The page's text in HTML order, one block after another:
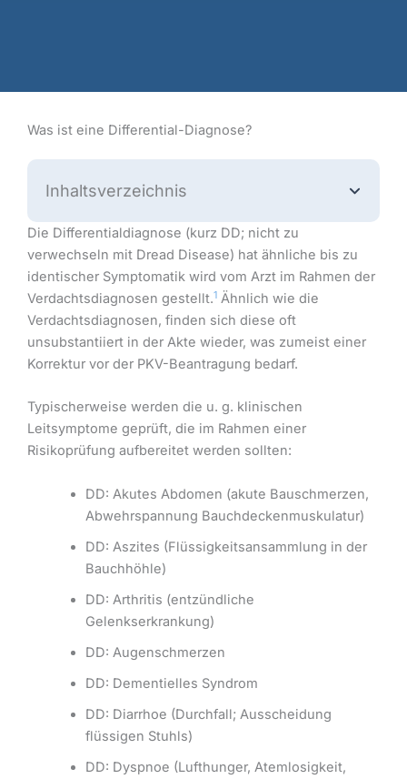
Was ist eine Differential-Diagnose?
Inhaltsverzeichnis
Die Differentialdiagnose (kurz DD; nicht zu
verwechseln mit Dread Disease) hat ähnliche bis zu
identischer Symptomatik wird vom Arzt im Rahmen der
Verdachtsdiagnosen gestellt.1 Ähnlich wie die
Verdachtsdiagnosen, finden sich diese oft
unsubstantiiert in der Akte wieder, was zumeist einer
Korrektur vor der PKV-Beantragung bedarf.
Typischerweise werden die u. g. klinischen
Leitsymptome geprüft, die im Rahmen einer
Risikoprüfung aufbereitet werden sollten:
DD: Akutes Abdomen (akute Bauschmerzen,
Abwehrspannung Bauchdeckenmuskulatur)
DD: Aszites (Flüssigkeitsansammlung in der
Bauchhöhle)
DD: Arthritis (entzündliche
Gelenkserkrankung)
DD: Augenschmerzen
DD: Dementielles Syndrom
DD: Diarrhoe (Durchfall; Ausscheidung
flüssigen Stuhls)
DD: Dyspnoe (Lufthunger, Atemlosigkeit,